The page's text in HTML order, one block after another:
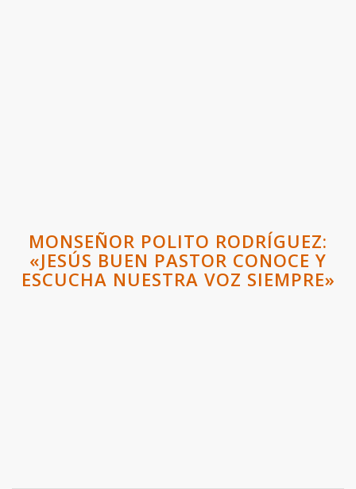
MONSEÑOR POLITO RODRÍGUEZ:
«JESÚS BUEN PASTOR CONOCE Y
ESCUCHA NUESTRA VOZ SIEMPRE»